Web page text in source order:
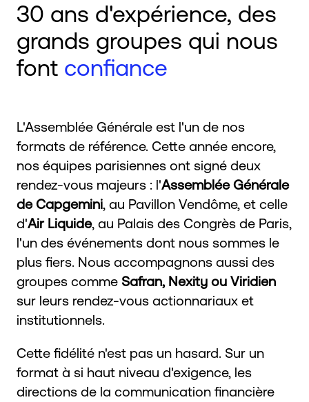
30 ans d'expérience, des
grands groupes qui nous
font confiance
L'Assemblée Générale est l'un de nos
formats de référence. Cette année encore,
nos équipes parisiennes ont signé deux
rendez-vous majeurs : l'Assemblée Générale
de Capgemini, au Pavillon Vendôme, et celle
d'Air Liquide, au Palais des Congrès de Paris,
l'un des événements dont nous sommes le
plus fiers. Nous accompagnons aussi des
groupes comme Safran, Nexity ou Viridien
sur leurs rendez-vous actionnariaux et
institutionnels.
Cette fidélité n'est pas un hasard. Sur un
format à si haut niveau d'exigence, les
directions de la communication financière